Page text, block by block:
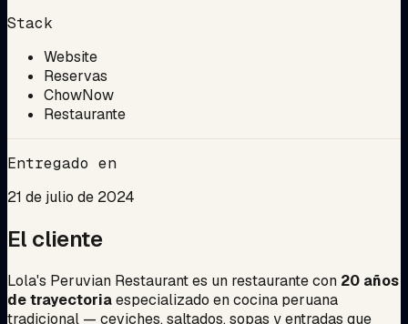
Stack
Website
Reservas
ChowNow
Restaurante
Entregado en
21 de julio de 2024
El cliente
Lola's Peruvian Restaurant es un restaurante con 20 años
de trayectoriaespecializado en cocina peruana
tradicional — ceviches, saltados, sopas y entradas que